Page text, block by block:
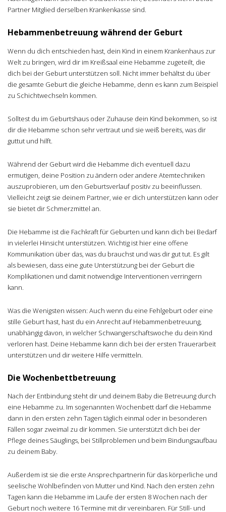
Partner Mitglied derselben Krankenkasse sind.
Hebammenbetreuung während der Geburt
Wenn du dich entschieden hast, dein Kind in einem Krankenhaus zur
Welt zu bringen, wird dir im Kreißsaal eine Hebamme zugeteilt, die
dich bei der Geburt unterstützen soll. Nicht immer behältst du über
die gesamte Geburt die gleiche Hebamme, denn es kann zum Beispiel
zu Schichtwechseln kommen.
Solltest du im Geburtshaus oder Zuhause dein Kind bekommen, so ist
dir die Hebamme schon sehr vertraut und sie weiß bereits, was dir
guttut und hilft.
Während der Geburt wird die Hebamme dich eventuell dazu
ermutigen, deine Position zu ändern oder andere Atemtechniken
auszuprobieren, um den Geburtsverlauf positiv zu beeinflussen.
Vielleicht zeigt sie deinem Partner, wie er dich unterstützen kann oder
sie bietet dir Schmerzmittel an.
Die Hebamme ist die Fachkraft für Geburten und kann dich bei Bedarf
in vielerlei Hinsicht unterstützen. Wichtig ist hier eine offene
Kommunikation über das, was du brauchst und was dir gut tut. Es gilt
als bewiesen, dass eine gute Unterstützung bei der Geburt die
Komplikationen und damit notwendige Interventionen verringern
kann.
Was die Wenigsten wissen: Auch wenn du eine Fehlgeburt oder eine
stille Geburt hast, hast du ein Anrecht auf Hebammenbetreuung,
unabhängig davon, in welcher Schwangerschaftswoche du dein Kind
verloren hast. Deine Hebamme kann dich bei der ersten Trauerarbeit
unterstützen und dir weitere Hilfe vermitteln.
Die Wochenbettbetreuung
Nach der Entbindung steht dir und deinem Baby die Betreuung durch
eine Hebamme zu. Im sogenannten Wochenbett darf die Hebamme
dann in den ersten zehn Tagen täglich einmal oder in besonderen
Fällen sogar zweimal zu dir kommen. Sie unterstützt dich bei der
Pflege deines Säuglings, bei Stillproblemen und beim Bindungsaufbau
zu deinem Baby.
Außerdem ist sie die erste Ansprechpartnerin für das körperliche und
seelische Wohlbefinden von Mutter und Kind. Nach den ersten zehn
Tagen kann die Hebamme im Laufe der ersten 8 Wochen nach der
Geburt noch weitere 16 Termine mit dir vereinbaren. Für Still- und